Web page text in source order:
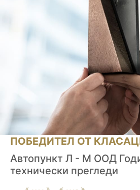
ПОБЕДИТЕЛ ОТ
Автопункт Л - М ООД
технически прегледи